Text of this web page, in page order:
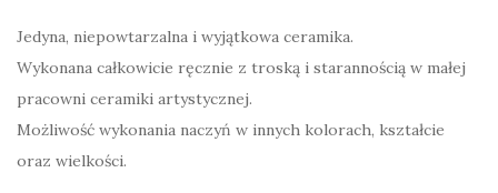
Jedyna, niepowtarzalna i wyjątkowa ceramika.
Wykonana całkowicie ręcznie z troską i starannością w małej
pracowni ceramiki artystycznej.
Możliwość wykonania naczyń w innych kolorach, kształcie
oraz wielkości.